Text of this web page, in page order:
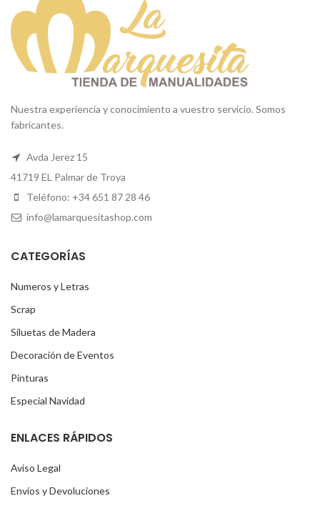
Nuestra experiencia y conocimiento a vuestro servicio. Somos
fabricantes.
Avda Jerez 15
41719 EL Palmar de Troya
Teléfono: +34 651 87 28 46
info@lamarquesitashop.com
CATEGORÍAS
Numeros y Letras
Scrap
Siluetas de Madera
Decoración de Eventos
Pinturas
Especial Navidad
ENLACES RÁPIDOS
Aviso Legal
Envíos y Devoluciones